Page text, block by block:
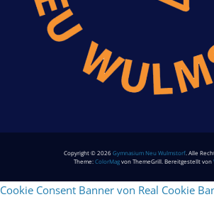
Copyright © 2026Gymnasium Neu Wulmstorf. Alle
Theme:ColorMagvon ThemeGrill. Bereitgestellt von
Cookie Consent Banner von Real Cookie